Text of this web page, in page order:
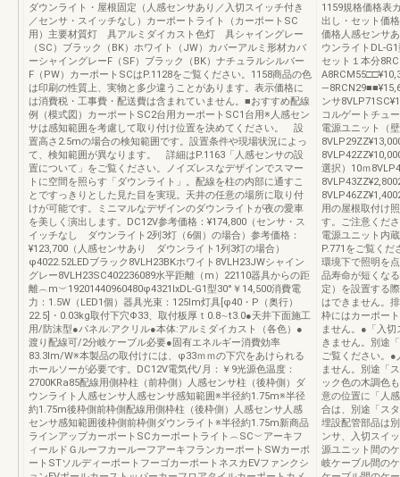
ダウンライト・屋根固定（人感センサあり／入切スイッチ付き
／センサ・スイッチなし）カーポートライト（カーポートSC
用）主要材質灯 具アルミダイカスト色灯 具シャイングレー
（SC）ブラック（BK）ホワイト（JW）カバーアルミ形材カバ
ーシャイングレーF（SF）ブラック（BK）ナチュラルシルバー
F（PW）カーポートSCはP.1128をご覧ください。1158商品の色
は印刷の性質上、実物と多少違うことがあります。表示価格に
は消費税・工事費・配送費は含まれていません。■おすすめ配線
例（模式図）カーポートSC2台用カーポートSC1台用※人感セン
サは感知範囲を考慮して取り付け位置を決めてください。 設
置高さ2.5mの場合の検知範囲です。設置条件や現場状況によっ
て、検知範囲が異なります。 詳細はP.1163「人感センサの設
置について」をご覧ください。ノイズレスなデザインでスマー
トに空間を照らす「ダウンライト」。配線を柱の内部に通すこ
とですっきりとした見た目を実現。天井の任意の場所に取り付
けが可能です。ミニマルなデザインのダウンライトが夜の愛車
を美しく演出します。DC12V参考価格：¥174,800（センサ・ス
イッチなし ダウンライト2列3灯（6個）の場合）参考価格：
¥123,700（人感センサあり ダウンライト1列3灯の場合）
φ4022.52LEDブラック8VLH23BKホワイト8VLH23JWシャイン
グレー8VLH23SC402236089水平距離（m）22110器具からの距
離︵m︶19201440960480φ4321lxDL-G1型30°￥14,500消費電
力：1.5W（LED1個）器具光束：125lm灯具[φ40・P（奥行）
22.5]・0.03kg取付下穴Φ33、取付板厚ｔ0.8∼t3.0●天井下面施工
用/防沫型●パネル:アクリル●本体:アルミダイカスト（各色）●
渡り配線可/2分岐ケーブル必要●固有エネルギー消費効率
83.3lm/W※本製品の取付けには、φ33ｍｍの下穴をあけられる
ホールソーが必要です。DC12V電気代/月：￥9光源色温度：
2700KRa85配線用側枠柱（前枠側）人感センサ柱（後枠側）ダ
ウンライト人感センサ人感センサ感知範囲※半径約1.75m※半径
約1.75m後枠側前枠側配線用側枠柱（後枠側）人感センサ人感
センサ感知範囲後枠側前枠側ダウンライト※半径約1.75m新商品
ラインアップカーポートSCカーポートライト︵SC︶アーキフ
ィールドＧルーフカールーフアーキフランカーポートSWカーポ
ートSTソルディーポートフーゴカーポートネスカEVファンクシ
1159規格価格表
出し・セット価
価格人感センサ
ウンライトDL-
セット１本分
ンサ
コルゲートチュ
電源ユニット（
選択）10ｍ
用の屋根取付け
す。ご注意くだ
電源ユニット内
P.771をご覧くだ
環境下で照明を
品寿命が短くな
定）を設置する
はできません。
枠にはカーポー
ません。●「入
きません。別途
ご覧ください。●
ません。別途「
ック色の木調色
意の位置に「人
合は、別途「ス
埋設配管部品は
ンサ、入切スイ
源ユニット間の
岐ケーブル間の